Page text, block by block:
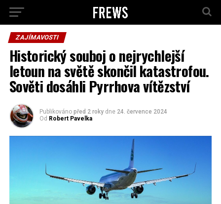
ZAJÍMAVOSTI
Historický souboj o nejrychlejší
letoun na světě skončil katastrofou.
Sověti dosáhli Pyrrhova vítězství
Publikováno před 2 roky dne 24. července 2024
Od Robert Pavelka